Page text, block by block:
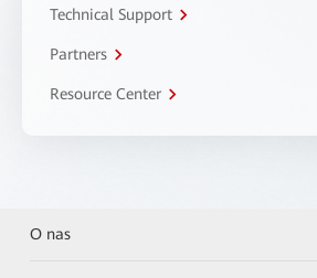
Technical Support
Partners
Resource Center
O nas